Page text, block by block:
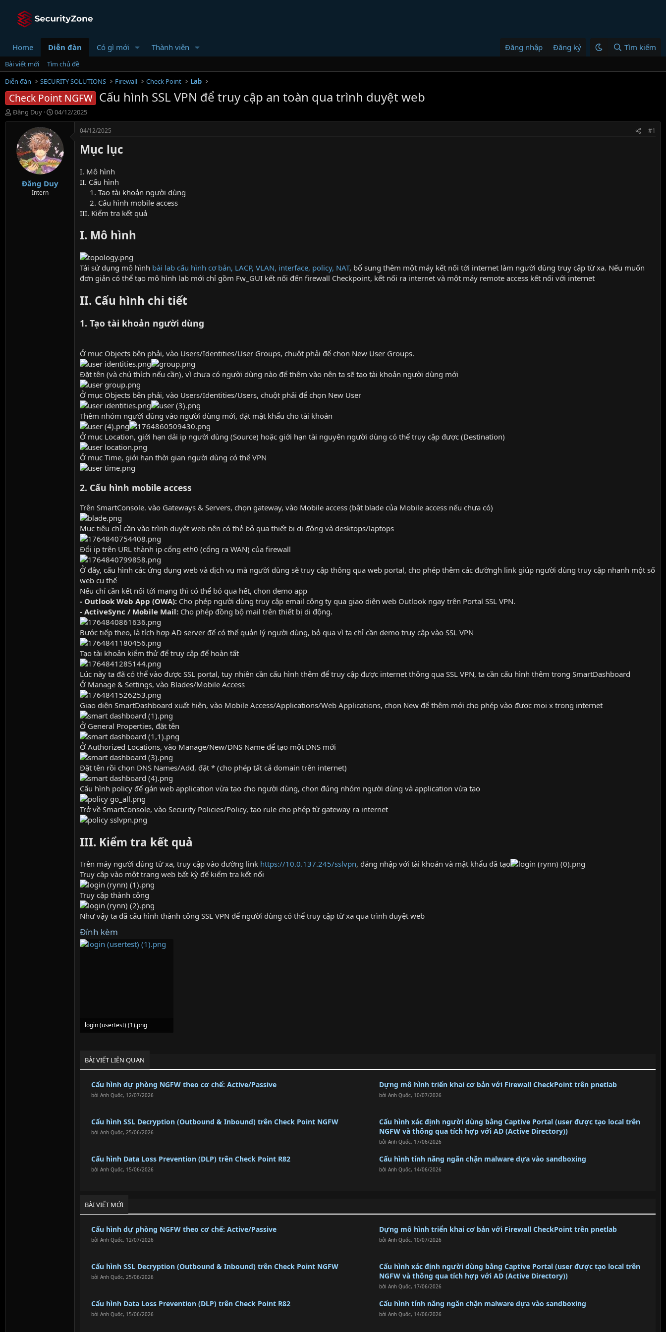
Home Diễn đàn Có gì mới Thành viên Đăng nhập Đăng ký Tìm kiếm
Bài viết mới
Tìm chủ đề
Diễn đàn
SECURITY SOLUTIONS Firewall Check Point Lab
Check Point NGFW Cấu hình SSL VPN để truy cập an toàn qua trình duyệt web
T
h
Đăng Duy
N
g
y
g
ử
i
04/12/2025
Đăng Duy
Intern
04/12/2025 #1
Mục lục
I. Mô hình
II. Cấu hình
1. Tạo tài khoản người dùng​
2. Cấu hình mobile access​
III. Kiểm tra kết quả
I. Mô hình
Tái sử dụng mô hình bài lab cấu hình cơ bản, LACP, VLAN, interface, policy, NAT, bổ sung thêm một máy kết nối tới internet làm người dùng truy cập từ xa. Nếu muốn
đơn giản có thể tạo mô hình lab mới chỉ gồm Fw_GUI kết nối đến firewall Checkpoint, kết nối ra internet và một máy remote access kết nối với internet
II. Cấu hình chi tiết
1. Tạo tài khoản người dùng
Ở mục Objects bên phải, vào Users/Identities/User Groups, chuột phải để chọn New User Groups.
Đặt tên (và chú thích nếu cần), vì chưa có người dùng nào để thêm vào nên ta sẽ tạo tài khoản người dùng mới
Ở mục Objects bên phải, vào Users/Identities/Users, chuột phải để chọn New User
Thêm nhóm người dùng vào người dùng mới, đặt mật khẩu cho tài khoản
Ở mục Location, giới hạn dải ip người dùng (Source) hoặc giới hạn tài nguyên người dùng có thể truy cập được (Destination)
Ở mục Time, giới hạn thời gian người dùng có thể VPN
2. Cấu hình mobile access
Trên SmartConsole. vào Gateways & Servers, chọn gateway, vào Mobile access (bật blade của Mobile access nếu chưa có)
Mục tiêu chỉ cần vào trình duyệt web nên có thẻ bỏ qua thiết bị di động và desktops/laptops
Đổi ip trên URL thành ip cổng eth0 (cổng ra WAN) của firewall
Ở đây, cấu hình các ứng dụng web và dịch vụ mà người dùng sẽ truy cập thông qua web portal, cho phép thêm các đườngh link giúp người dùng truy cập nhanh một số
web cụ thể
Nếu chỉ cần kết nối tới mạng thì có thể bỏ qua hết, chọn demo app
- Outlook Web App (OWA): Cho phép người dùng truy cập email công ty qua giao diện web Outlook ngay trên Portal SSL VPN.
- ActiveSync / Mobile Mail: Cho phép đồng bộ mail trên thiết bị di động.
Bước tiếp theo, là tích hợp AD server để có thể quản lý người dùng, bỏ qua vì ta chỉ cần demo truy cập vào SSL VPN
Tạo tài khoản kiểm thử để truy cập để hoàn tất
Lúc này ta đã có thể vào được SSL portal, tuy nhiên cần cấu hình thêm để truy cập được internet thông qua SSL VPN, ta cần cấu hình thêm trong SmartDashboard
Ở Manage & Settings, vào Blades/Mobile Access
Giao diện SmartDashboard xuất hiện, vào Mobile Access/Applications/Web Applications, chọn New để thêm mới cho phép vào được mọi x trong internet
Ở General Properties, đặt tên
Ở Authorized Locations, vào Manage/New/DNS Name để tạo một DNS mới
Đặt tên rồi chọn DNS Names/Add, đặt * (cho phép tất cả domain trên internet)
Cấu hình policy để gán web application vừa tạo cho người dùng, chọn đúng nhóm người dùng và application vừa tạo
Trở về SmartConsole, vào Security Policies/Policy, tạo rule cho phép từ gateway ra internet
III. Kiểm tra kết quả
Trên máy người dùng từ xa, truy cập vào đường link https://10.0.137.245/sslvpn, đăng nhập với tài khoản và mật khẩu đã tạo
Truy cập vào một trang web bất kỳ để kiểm tra kết nối
Truy cập thành công
Như vậy ta đã cấu hình thành công SSL VPN để người dùng có thể truy cập từ xa qua trình duyệt web
Đính kèm
login (usertest) (1).png
BÀI VIẾT LIÊN QUAN
Cấu hình dự phòng NGFW theo cơ chế: Active/Passive
bởiAnh Quốc, 12/07/2026
Dựng mô hình triển khai cơ bản với Firewall CheckPoint trên pnetlab
bởiAnh Quốc, 10/07/2026
Cấu hình SSL Decryption (Outbound & Inbound) trên Check Point NGFW
bởiAnh Quốc, 25/06/2026
Cấu hình xác định người dùng bằng Captive Portal (user được tạo local trên
NGFW và thông qua tích hợp với AD (Active Directory))
bởiAnh Quốc, 17/06/2026
Cấu hình Data Loss Prevention (DLP) trên Check Point R82
bởiAnh Quốc, 15/06/2026
Cấu hình tính năng ngăn chặn malware dựa vào sandboxing
bởiAnh Quốc, 14/06/2026
BÀI VIẾT MỚI
Cấu hình dự phòng NGFW theo cơ chế: Active/Passive
bởiAnh Quốc, 12/07/2026
Dựng mô hình triển khai cơ bản với Firewall CheckPoint trên pnetlab
bởiAnh Quốc, 10/07/2026
Cấu hình SSL Decryption (Outbound & Inbound) trên Check Point NGFW
bởiAnh Quốc, 25/06/2026
Cấu hình xác định người dùng bằng Captive Portal (user được tạo local trên
NGFW và thông qua tích hợp với AD (Active Directory))
bởiAnh Quốc, 17/06/2026
Cấu hình Data Loss Prevention (DLP) trên Check Point R82
bởiAnh Quốc, 15/06/2026
Cấu hình tính năng ngăn chặn malware dựa vào sandboxing
bởiAnh Quốc, 14/06/2026